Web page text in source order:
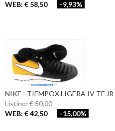
WEB: € 58,50
-9,93%
NIKE - TIEMPOX LIGERA IV TF
Listino: € 50,00
WEB: € 42,50
-15,00%